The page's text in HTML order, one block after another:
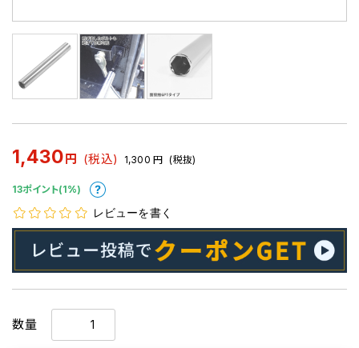
1,430 円 (税込) 1,300 円 (税抜)
13ポイント(1%)
レビューを書く
数量